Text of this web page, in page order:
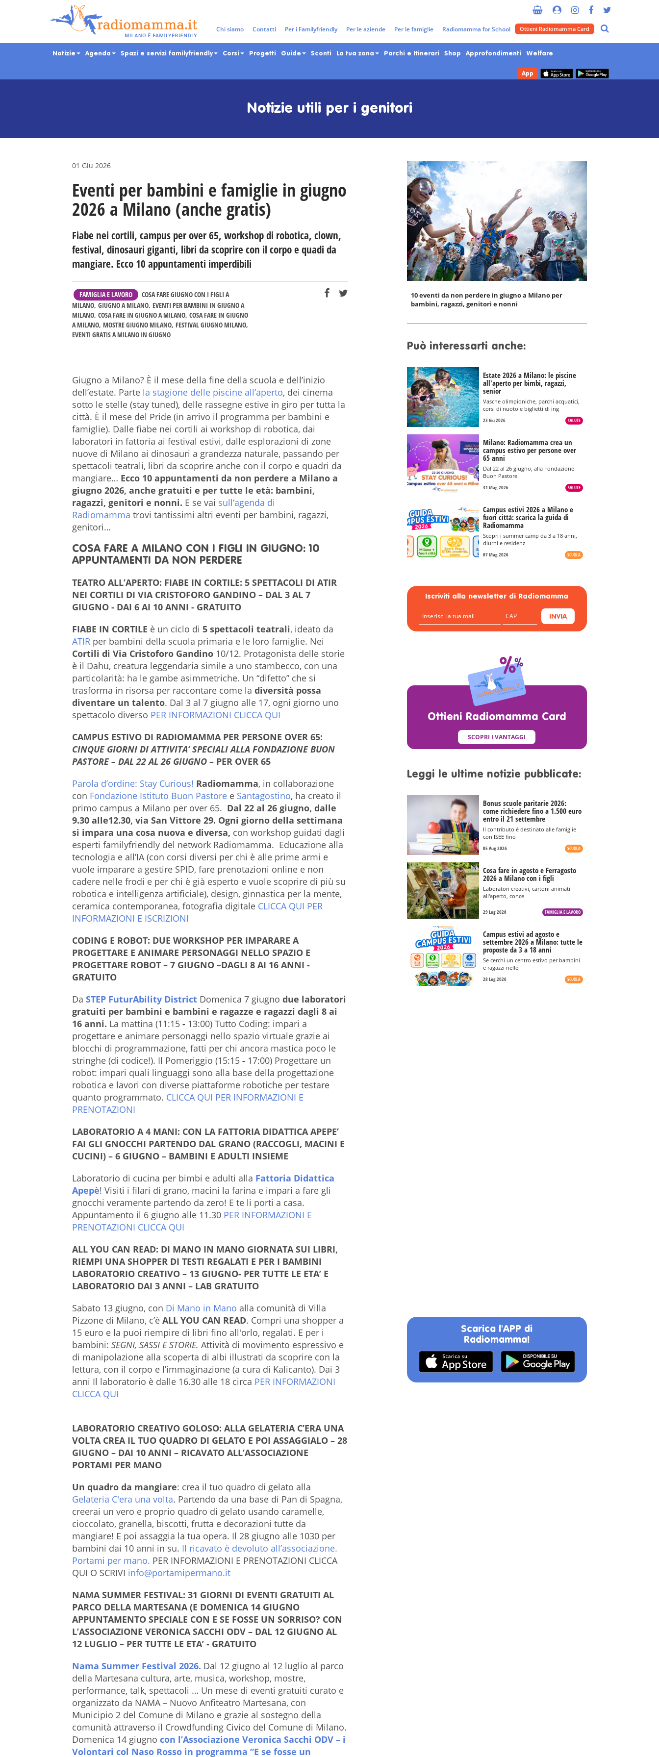
Chi siamo Contatti Per i Familyfriendly Per le aziende Per le famiglie Radiomamma for School Ottieni Radiomamma Card
Notizie Agenda Spazi e servizi familyfriendly Corsi Progetti Guide Sconti La tua zona Parchi e Itinerari Shop Approfondimenti Welfare
App
Notizie utili per i genitori
01 Giu 2026
Eventi per bambini e famiglie in giugno
2026 a Milano (anche gratis)
Fiabe nei cortili, campus per over 65, workshop di robotica, clown,
festival, dinosauri giganti, libri da scoprire con il corpo e quadi da
mangiare. Ecco 10 appuntamenti imperdibili
FAMIGLIA E LAVORO
COSA FARE GIUGNO CON I FIGLI A
MILANO GIUGNO A MILANO EVENTI PER BAMBINI IN GIUGNO A
MILANO COSA FARE IN GIUGNO A MILANO COSA FARE IN GIUGNO
A MILANO MOSTRE GIUGNO MILANO FESTIVAL GIUGNO MILANO
EVENTI GRATIS A MILANO IN GIUGNO
Giugno a Milano? È il mese della fine della scuola e dell’inizio
dell’estate. Parte la stagione delle piscine all’aperto, dei cinema
sotto le stelle (stay tuned), delle rassegne estive in giro per tutta la
città. È il mese del Pride (in arrivo il programma per bambini e
famiglie). Dalle fiabe nei cortili ai workshop di robotica, dai
laboratori in fattoria ai festival estivi, dalle esplorazioni di zone
nuove di Milano ai dinosauri a grandezza naturale, passando per
spettacoli teatrali, libri da scoprire anche con il corpo e quadri da
mangiare… Ecco 10 appuntamenti da non perdere a Milano a
giugno 2026, anche gratuiti e per tutte le età: bambini,
ragazzi, genitori e nonni. E se vai sull’agenda di
Radiomamma trovi tantissimi altri eventi per bambini, ragazzi,
genitori…
COSA FARE A MILANO CON I FIGLI IN GIUGNO: 10
APPUNTAMENTI DA NON PERDERE
TEATRO ALL’APERTO: FIABE IN CORTILE: 5 SPETTACOLI DI ATIR
NEI CORTILI DI VIA CRISTOFORO GANDINO – DAL 3 AL 7
GIUGNO - DAI 6 AI 10 ANNI - GRATUITO
FIABE IN CORTILE è un ciclo di 5 spettacoli teatrali, ideato da
ATIR per bambini della scuola primaria e le loro famiglie. Nei
Cortili di Via Cristoforo Gandino 10/12. Protagonista delle storie
è il Dahu, creatura leggendaria simile a uno stambecco, con una
particolarità: ha le gambe asimmetriche. Un “difetto” che si
trasforma in risorsa per raccontare come la diversità possa
diventare un talento. Dal 3 al 7 giugno alle 17, ogni giorno uno
spettacolo diverso PER INFORMAZIONI CLICCA QUI
CAMPUS ESTIVO DI RADIOMAMMA PER PERSONE OVER 65:
CINQUE GIORNI DI ATTIVITA’ SPECIALI ALLA FONDAZIONE BUON
PASTORE – DAL 22 AL 26 GIUGNO – PER OVER 65
Parola d’ordine: Stay Curious! Radiomamma, in collaborazione
con Fondazione Istituto Buon Pastore e Santagostino, ha creato il
primo campus a Milano per over 65. Dal 22 al 26 giugno, dalle
9.30 alle12.30, via San Vittore 29. Ogni giorno della settimana
si impara una cosa nuova e diversa, con workshop guidati dagli
esperti familyfriendly del network Radiomamma. Educazione alla
tecnologia e all’IA (con corsi diversi per chi è alle prime armi e
vuole imparare a gestire SPID, fare prenotazioni online e non
cadere nelle frodi e per chi è già esperto e vuole scoprire di più su
robotica e intelligenza artificiale), design, ginnastica per la mente,
ceramica contemporanea, fotografia digitale CLICCA QUI PER
INFORMAZIONI E ISCRIZIONI
CODING E ROBOT: DUE WORKSHOP PER IMPARARE A
PROGETTARE E ANIMARE PERSONAGGI NELLO SPAZIO E
PROGETTARE ROBOT – 7 GIUGNO –DAGLI 8 AI 16 ANNI -
GRATUITO
Da STEP FuturAbility District Domenica 7 giugno due laboratori
gratuiti per bambini e bambini e ragazze e ragazzi dagli 8 ai
16 anni. La mattina (11:15 - 13:00) Tutto Coding: impari a
progettare e animare personaggi nello spazio virtuale grazie ai
blocchi di programmazione, fatti per chi ancora mastica poco le
stringhe (di codice!). Il Pomeriggio (15:15 - 17:00) Progettare un
robot: impari quali linguaggi sono alla base della progettazione
robotica e lavori con diverse piattaforme robotiche per testare
quanto programmato. CLICCA QUI PER INFORMAZIONI E
PRENOTAZIONI
LABORATORIO A 4 MANI: CON LA FATTORIA DIDATTICA APEPE’
FAI GLI GNOCCHI PARTENDO DAL GRANO (RACCOGLI, MACINI E
CUCINI) – 6 GIUGNO – BAMBINI E ADULTI INSIEME
Laboratorio di cucina per bimbi e adulti alla Fattoria Didattica
Apepè! Visiti i filari di grano, macini la farina e impari a fare gli
gnocchi veramente partendo da zero! E te li porti a casa.
Appuntamento il 6 giugno alle 11.30 PER INFORMAZIONI E
PRENOTAZIONI CLICCA QUI
ALL YOU CAN READ: DI MANO IN MANO GIORNATA SUI LIBRI,
RIEMPI UNA SHOPPER DI TESTI REGALATI E PER I BAMBINI
LABORATORIO CREATIVO – 13 GIUGNO- PER TUTTE LE ETA’ E
LABORATORIO DAI 3 ANNI – LAB GRATUITO
Sabato 13 giugno, con Di Mano in Mano alla comunità di Villa
Pizzone di Milano, c’è ALL YOU CAN READ. Compri una shopper a
15 euro e la puoi riempire di libri fino all'orlo, regalati. E per i
bambini: SEGNI, SASSI E STORIE. Attività di movimento espressivo e
di manipolazione alla scoperta di albi illustrati da scoprire con la
lettura, con il corpo e l’immaginazione (a cura di Kalicanto). Dai 3
anni Il laboratorio è dalle 16.30 alle 18 circa PER INFORMAZIONI
CLICCA QUI
LABORATORIO CREATIVO GOLOSO: ALLA GELATERIA C’ERA UNA
VOLTA CREA IL TUO QUADRO DI GELATO E POI ASSAGGIALO – 28
GIUGNO – DAI 10 ANNI – RICAVATO ALL’ASSOCIAZIONE
PORTAMI PER MANO
Un quadro da mangiare: crea il tuo quadro di gelato alla
Gelateria C'era una volta. Partendo da una base di Pan di Spagna,
creerai un vero e proprio quadro di gelato usando caramelle,
cioccolato, granella, biscotti, frutta e decorazioni tutte da
mangiare! E poi assaggia la tua opera. Il 28 giugno alle 1030 per
bambini dai 10 anni in su. Il ricavato è devoluto all’associazione.
Portami per mano. PER INFORMAZIONI E PRENOTAZIONI CLICCA
QUI O SCRIVI info@portamipermano.it
NAMA SUMMER FESTIVAL: 31 GIORNI DI EVENTI GRATUITI AL
PARCO DELLA MARTESANA (E DOMENICA 14 GIUGNO
APPUNTAMENTO SPECIALE CON E SE FOSSE UN SORRISO? CON
L’ASSOCIAZIONE VERONICA SACCHI ODV – DAL 12 GIUGNO AL
12 LUGLIO – PER TUTTE LE ETA’ - GRATUITO
Nama Summer Festival 2026. Dal 12 giugno al 12 luglio al parco
della Martesana cultura, arte, musica, workshop, mostre,
performance, talk, spettacoli … Un mese di eventi gratuiti curato e
organizzato da NAMA – Nuovo Anfiteatro Martesana, con
Municipio 2 del Comune di Milano e grazie al sostegno della
comunità attraverso il Crowdfunding Civico del Comune di Milano.
Domenica 14 giugno con l’Associazione Veronica Sacchi ODV – i
Volontari col Naso Rosso in programma “E se fosse un
10 eventi da non perdere in giugno a Milano per
bambini, ragazzi, genitori e nonni
Può interessarti anche:
Estate 2026 a Milano: le piscine
all'aperto per bimbi, ragazzi,
senior
Vasche olimpioniche, parchi acquatici,
corsi di nuoto e biglietti di ing
23 Giu 2026 SALUTE
Milano: Radiomamma crea un
campus estivo per persone over
65 anni
Dal 22 al 26 giugno, alla Fondazione
Buon Pastore.
31 Mag 2026 SALUTE
Campus estivi 2026 a Milano e
fuori città: scarica la guida di
Radiomamma
Scopri i summer camp da 3 a 18 anni,
diurni e residenz
07 Mag 2026 SCUOLA
Iscriviti alla newsletter di Radiomamma
INVIA
Ottieni Radiomamma Card
SCOPRI I VANTAGGI
Leggi le ultime notizie pubblicate:
Bonus scuole paritarie 2026:
come richiedere fino a 1.500 euro
entro il 21 settembre
Il contributo è destinato alle famiglie
con ISEE fino
05 Aug 2026 SCUOLA
Cosa fare in agosto e Ferragosto
2026 a Milano con i figli
Laboratori creativi, cartoni animati
all'aperto, conce
29 Lug 2026 FAMIGLIA E LAVORO
Campus estivi ad agosto e
settembre 2026 a Milano: tutte le
proposte da 3 a 18 anni
Se cerchi un centro estivo per bambini
e ragazzi nelle
28 Lug 2026 SCUOLA
Scarica l'APP di
Radiomamma!